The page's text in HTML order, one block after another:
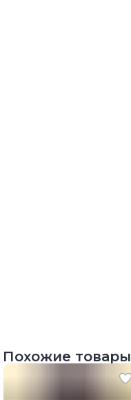
Похожие товары